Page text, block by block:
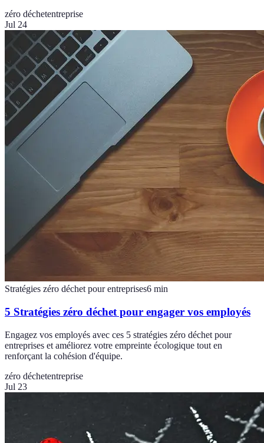
zéro déchetentreprise
Jul 24
Stratégies zéro déchet pour entreprises6 min
5 Stratégies zéro déchet pour engager vos employés
Engagez vos employés avec ces 5 stratégies zéro déchet pour
entreprises et améliorez votre empreinte écologique tout en
renforçant la cohésion d'équipe.
zéro déchetentreprise
Jul 23